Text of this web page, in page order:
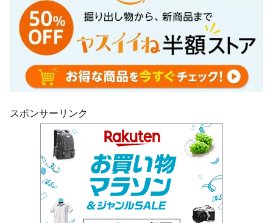
スポンサーリンク